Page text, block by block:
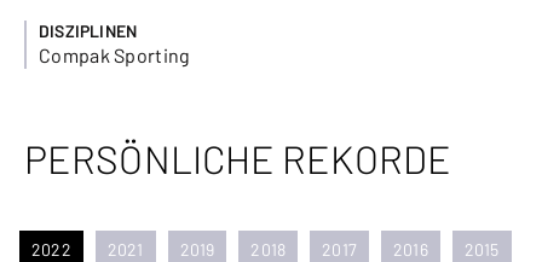
DISZIPLINEN
Compak Sporting
PERSÖNLICHE REKORDE
2022 2021 2019 2018 2017 2016 2015